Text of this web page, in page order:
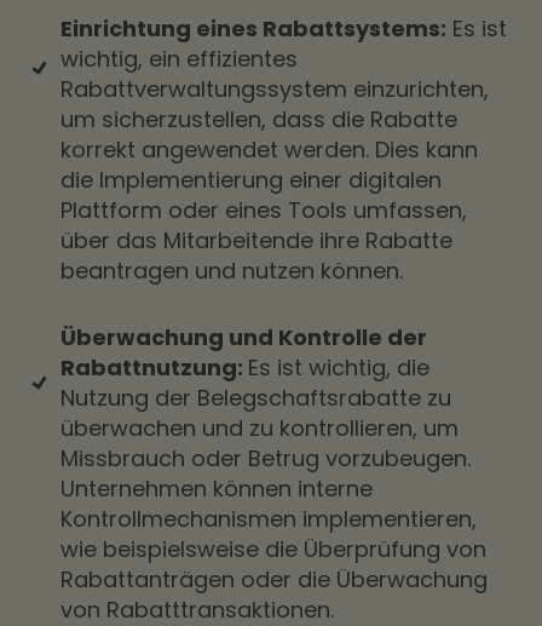
Einrichtung eines Rabattsystems: Es ist
wichtig, ein effizientes
Rabattverwaltungssystem einzurichten,
um sicherzustellen, dass die Rabatte
korrekt angewendet werden. Dies kann
die Implementierung einer digitalen
Plattform oder eines Tools umfassen,
über das Mitarbeitende ihre Rabatte
beantragen und nutzen können.
Überwachung und Kontrolle der
Rabattnutzung: Es ist wichtig, die
Nutzung der Belegschaftsrabatte zu
überwachen und zu kontrollieren, um
Missbrauch oder Betrug vorzubeugen.
Unternehmen können interne
Kontrollmechanismen implementieren,
wie beispielsweise die Überprüfung von
Rabattanträgen oder die Überwachung
von Rabatttransaktionen.